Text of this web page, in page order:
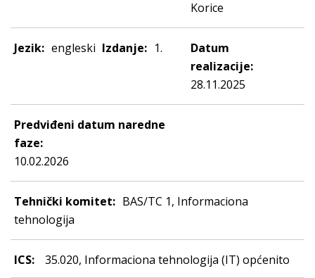
Korice
Jezik: engleski Izdanje: 1.
Datum
realizacije:
28.11.2025
Predviđeni datum naredne
faze:
10.02.2026
Tehnički komitet: BAS/TC 1, Informaciona
tehnologija
ICS: 35.020, Informaciona tehnologija (IT) općenito